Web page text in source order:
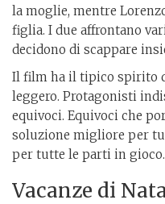
la moglie, mentre
figlia. I due affrontano
decidono di scappare
Il film ha il tipico spirito
leggero. Protagonisti
equivoci. Equivoci che
soluzione migliore per
per tutte le parti in gioco.
Vacanze di